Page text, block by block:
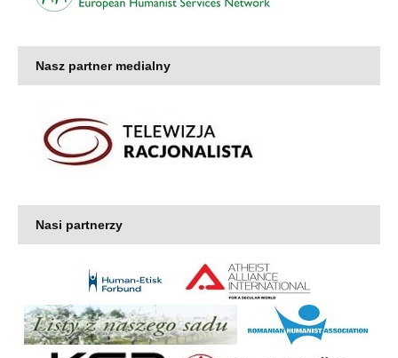
Nasz partner medialny
Nasi partnerzy